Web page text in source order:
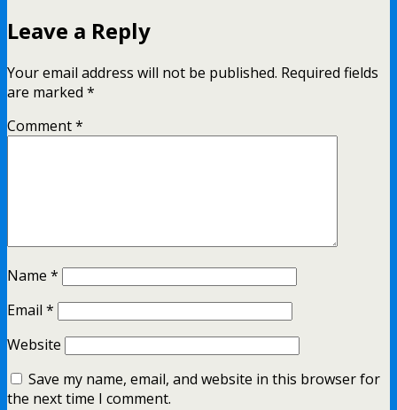
Leave a Reply
Your email address will not be published. Required fields
are marked *
Comment*
Name *
Email *
Website
Save my name, email, and website in this browser for
the next time I comment.